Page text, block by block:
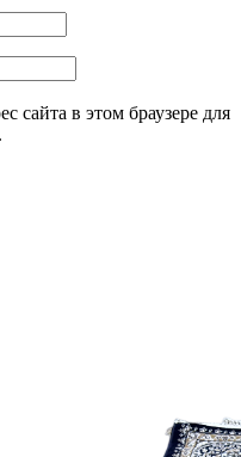
сайта в этом браузере для